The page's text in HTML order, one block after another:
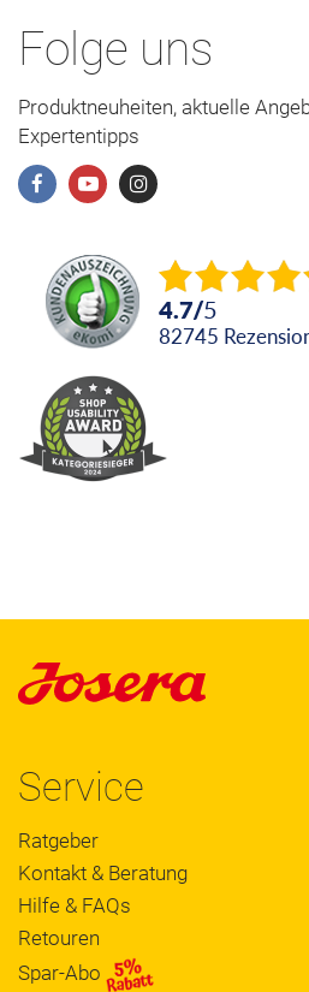
Folge uns
Produktneuheiten, aktuelle
Expertentipps
4.7/5
82745
Service
Ratgeber
Kontakt & Beratung
Hilfe & FAQs
Retouren
Spar-Abo